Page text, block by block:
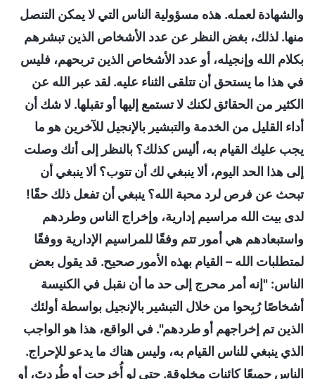
والشهادة لعمله. هذه مسؤولية الناس التي لا يمكن التنصل
منها. لذلك، بغض النظر عن عدد الأشخاص الذين تبشرهم
بكلام الله وإنجيله، أو عدد الأشخاص الذين تربحهم، فليس
في هذا ما يستحق أن تتلقى الثناء عليه. لقد عبر الله عن
الكثير من الحقائق لكنك لا تستمع إليها أو تقبلها. لا شك أن
أداء القليل من الخدمة والتبشير بالإنجيل للآخرين هو ما
يجب عليك القيام به، أليس كذلك؟ بالنظر إلى أنك وصلت
إلى هذا الحد اليوم، ألا ينبغي لك أن تتوب؟ ألا ينبغي أن
تبحث عن فرص لرد محبة الله؟ ينبغي أن تفعل ذلك حقًا!
لدى بيت الله مراسيم إدارية، وإخراج الناس وطردهم
واستبعادهم هي أمور تتم وفقًا للمراسيم الإدارية ووفقًا
لمتطلبات الله – القيام بهذه الأمور صحيح. قد يقول بعض
الناس: "إنه أمر محرج إلى حد ما أن نقبل في الكنيسة
أشخاصًا رُبِحوا من خلال التبشير بالإنجيل بواسطة أولئك
الذين تم إخراجهم أو طردهم". في الواقع، هذا هو الواجب
الذي ينبغي للناس القيام به، وليس هناك ما يدعو للإحراج.
الناس جميعًا كائنات مخلوقة. حتى لو أُخرِجت أو طُردتَ، أو